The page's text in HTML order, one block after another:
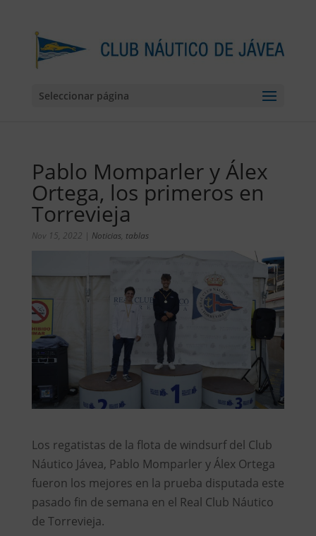
Seleccionar página
Pablo Momparler y Álex
Ortega, los primeros en
Torrevieja
Nov 15, 2022 | Noticias, tablas
Los regatistas de la flota de windsurf del Club
Náutico Jávea, Pablo Momparler y Álex Ortega
fueron los mejores en la prueba disputada este
pasado fin de semana en el Real Club Náutico
de Torrevieja.